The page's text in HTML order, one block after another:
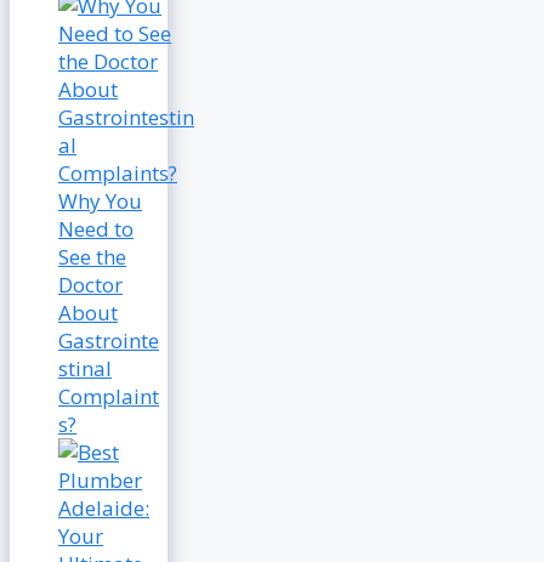
Why You
Need to
See the
Doctor
About
Gastrointe
stinal
Complaint
s?